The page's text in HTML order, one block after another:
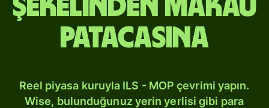
şekelinden Makau
patacasına
Reel piyasa kuruyla ILS - MOP çevrimi yapın.
Wise, bulunduğunuz yerin yerlisi gibi para